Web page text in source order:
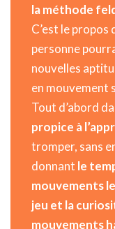
la méthode
C’est le propos
personne
nouvelles
en mouvement
Tout d’abord
propice à
tromper, sans
donnant le
mouvements
jeu et la
mouvements